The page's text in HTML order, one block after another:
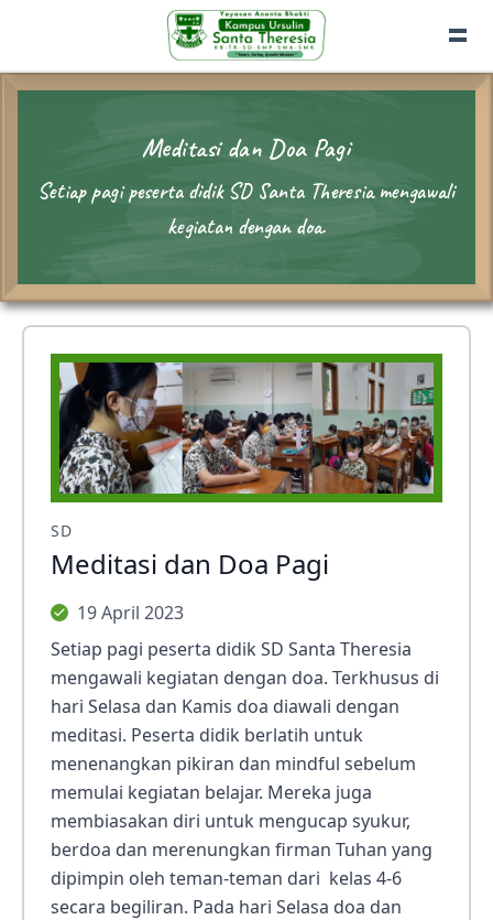
Meditasi dan Doa Pagi
Setiap pagi peserta didik SD Santa Theresia mengawali
kegiatan dengan doa.
SD
Meditasi dan Doa Pagi
19 April 2023
Setiap pagi peserta didik SD Santa Theresia
mengawali kegiatan dengan doa. Terkhusus di
hari Selasa dan Kamis doa diawali dengan
meditasi. Peserta didik berlatih untuk
menenangkan pikiran dan mindful sebelum
memulai kegiatan belajar. Mereka juga
membiasakan diri untuk mengucap syukur,
berdoa dan merenungkan firman Tuhan yang
dipimpin oleh teman-teman dari kelas 4-6
secara begiliran. Pada hari Selasa doa dan